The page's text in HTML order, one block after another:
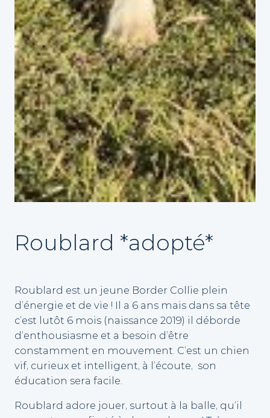
Roublard *adopté*
Roublard est un jeune Border Collie plein
d’énergie et de vie ! Il a 6 ans mais dans sa tête
c’est lutôt 6 mois (naissance 2019) il déborde
d’enthousiasme et a besoin d’être
constamment en mouvement. C’est un chien
vif, curieux et intelligent, à l’écoute, son
éducation sera facile.
Roublard adore jouer, surtout à la balle, qu’il